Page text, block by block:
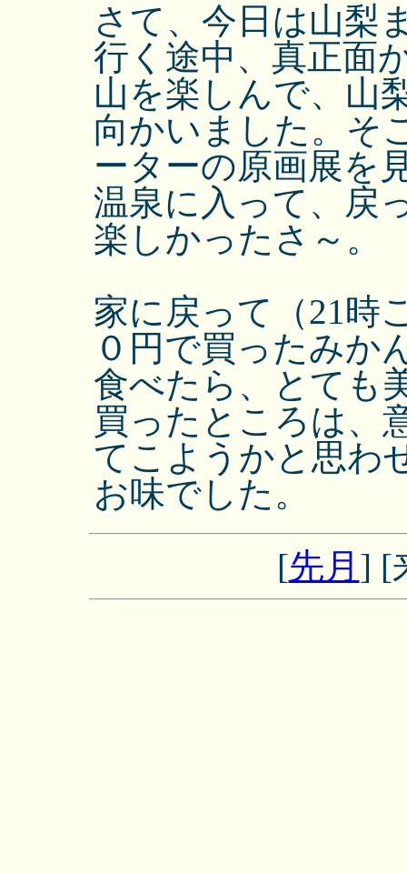
さて、今日は山梨
行く途中、真正面
山を楽しんで、山
向かいました。そ
ーターの原画展を
温泉に入って、戻
楽しかったさ～。
家に戻って（21時
０円で買ったみか
食べたら、とても
買ったところは、
てこようかと思わ
お味でした。
[先月 ] [